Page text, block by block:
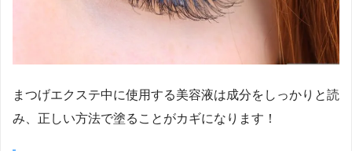
まつげエクステ中に使用する美容液は成分をしっかりと読
み、正しい方法で塗ることがカギになります！